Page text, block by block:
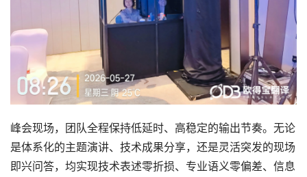
峰会现场，团队全程保持低延时、高稳定的输出节奏。无论
是体系化的主题演讲、技术成果分享，还是灵活突发的现场
即兴问答，均实现技术表述零折损、专业语义零偏差、信息